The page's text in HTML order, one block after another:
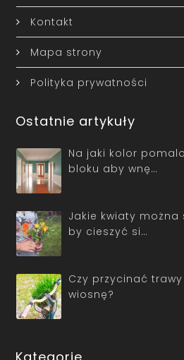
Kontakt
Mapa strony
Polityka prywatności
Ostatnie artykuły
Na jaki kolor
bloku aby wnę…
Jakie kwiaty można
by cieszyć si…
Czy przycinać
wiosnę?